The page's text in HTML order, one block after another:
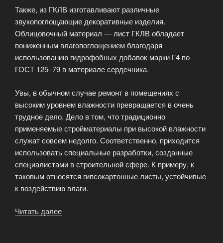
Также, из ГКЛВ изготавливают различные
звукопоглощающие декоративные изделия.
Облицовочный материал — лист ГКЛВ обладает
пониженным влагопоглощением благодаря
использованию гидрофобных добавок марки Г4 по
ГОСТ 125–79 в материале сердечника.
Увы, в обычном случае ремонт в помещениях с
высоким уровнем влажности превращается в очень
трудное дело. Дело в том, что традиционно
применяемые стройматериалы при высокой влажности
служат совсем недолго. Соответственно, приходится
использовать специальные разработки, созданные
специалистами в строительной сфере. К примеру, к
таковым относятся гипсокартонные листы, устойчивые
к воздействию влаги.
Читать далее